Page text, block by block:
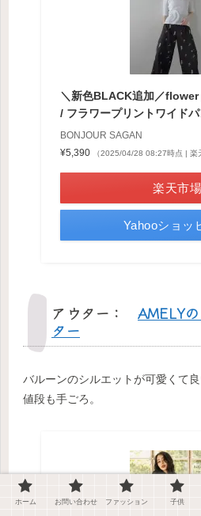
＼新色BLACK追加／
/ フラワープリントワイド
BONJOUR SAGAN
¥5,390
（2025/04/28 08:27時点 | 楽
楽天市場
Yahooショッ
アウター： AMELY
ター
バルーンのシルエットが可愛くて良
値段も手ごろ。
ホーム お問い合わせ ファッション 子供